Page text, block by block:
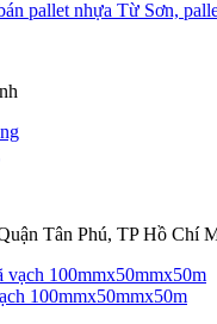
pallet nhựa Từ Sơn,
Tân Phú, TP Hồ Chí
100mmx50mmx50m